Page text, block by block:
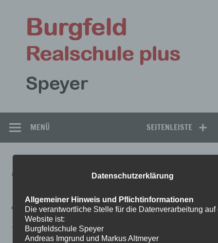
springen
SEITENLEISTE
MENÜ
AUFGABEN_ARBEITSPLAN3_4_9
D_BIO_BK
Aufgaben_Arbeitsplan3_4_9d_Bio_BK
Datenschutzerklärung
Allgemeiner Hinweis und Pflichtinformationen
Die verantwortliche Stelle für die Datenverarbeitung auf
Website ist:
Burgfeldschule Speyer
Andreas Imgrund und Markus Altmeyer